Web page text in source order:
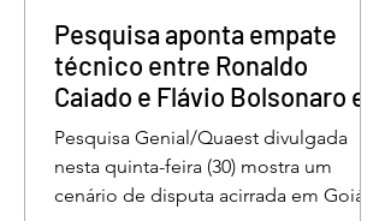
Pesquisa aponta empate
técnico entre Ronaldo
Caiado e Flávio Bolsonaro em
Goiás
Pesquisa Genial/Quaest divulgada
nesta quinta-feira (30) mostra um
cenário de disputa acirrada em Goiás